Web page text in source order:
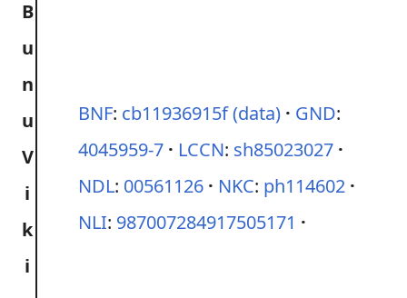
BNF: cb11936915f(data) GND:
4045959-7
LCCN: sh85023027
NDL: 00561126 NKC: ph114602
NLI: 987007284917505171